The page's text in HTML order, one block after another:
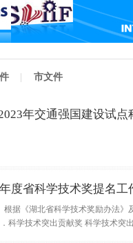
市文件
年交通强国建设试
度省科学技术奖提名工
根据《湖北省科学技术奖励办法
．科学技术突出贡献奖 科学技术